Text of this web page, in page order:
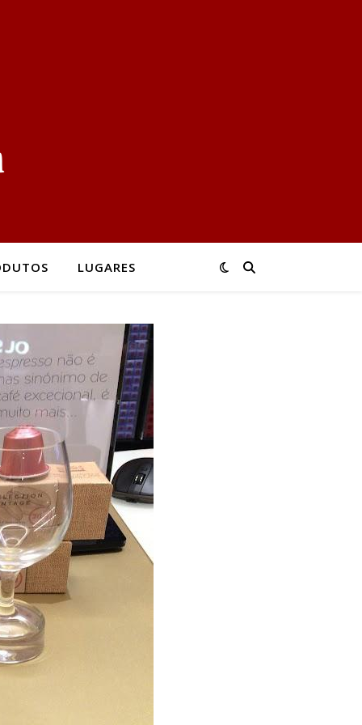
LUGARES